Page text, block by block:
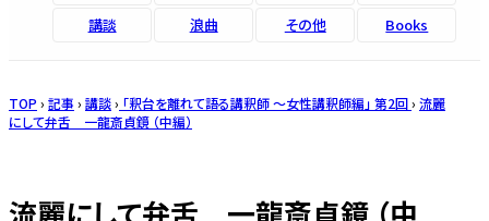
講談
浪曲 その他 Books
TOP › 記事 › 講談› 「釈台を離れて語る講釈師 ～女性講釈師編」 第2回› 流麗
にして弁舌 一龍斎貞鏡 （中編）
流麗にして弁舌 一龍斎貞鏡 （中